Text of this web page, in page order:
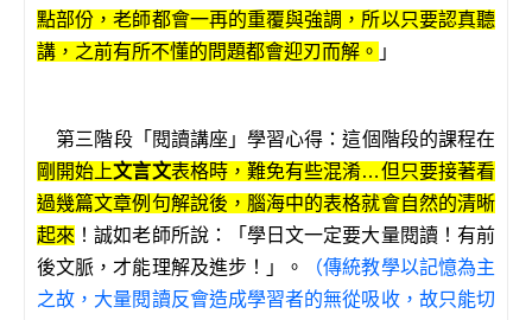
點部份，老師都會一再的重覆與強調，所以只要認真聽
講，之前有所不懂的問題都會迎刃而解。 」
第三階段「閱讀講座」學習心得：這個階段的課程在
剛開始上文言文表格時，難免有些混淆…但只要接著看
過幾篇文章例句解說後，腦海中的表格就會自然的清晰
起來 ！誠如老師所說：「學日文一定要大量閱讀！有前
後文脈，才能理解及進步！」。
（傳統教學以記憶為主
之故，大量閱讀反會造成學習者的無從吸收，故只能切